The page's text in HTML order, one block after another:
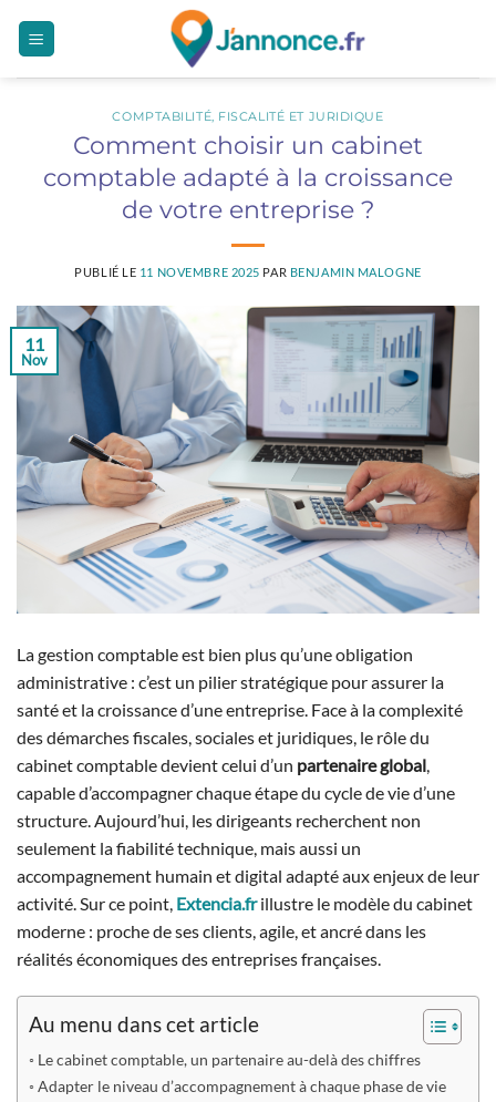
COMPTABILITÉ, FISCALITÉ ET JURIDIQUE
Comment choisir un cabinet
comptable adapté à la croissance
de votre entreprise ?
PUBLIÉ LE 11 NOVEMBRE 2025 PAR BENJAMIN MALOGNE
11
Nov
La gestion comptable est bien plus qu’une obligation
administrative : c’est un pilier stratégique pour assurer la
santé et la croissance d’une entreprise. Face à la complexité
des démarches fiscales, sociales et juridiques, le rôle du
cabinet comptable devient celui d’un partenaire global,
capable d’accompagner chaque étape du cycle de vie d’une
structure. Aujourd’hui, les dirigeants recherchent non
seulement la fiabilité technique, mais aussi un
accompagnement humain et digital adapté aux enjeux de leur
activité. Sur ce point, Extencia.frillustre le modèle du cabinet
moderne : proche de ses clients, agile, et ancré dans les
réalités économiques des entreprises françaises.
Au menu dans cet article
Le cabinet comptable, un partenaire au-delà des chiffres
Adapter le niveau d’accompagnement à chaque phase de vie